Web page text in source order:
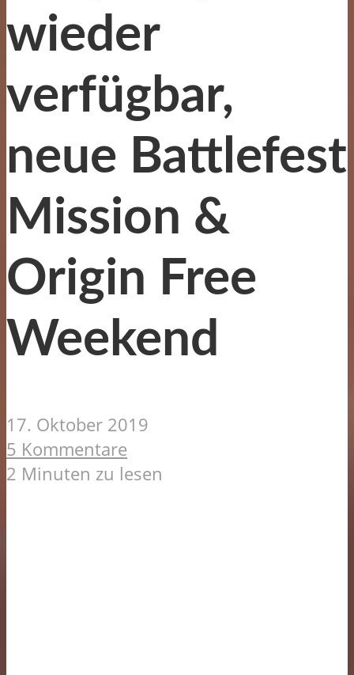
wieder
verfügbar,
neue Battlefest
Mission &
Origin Free
Weekend
17. Oktober 2019
5 Kommentare
2 Minuten zu lesen